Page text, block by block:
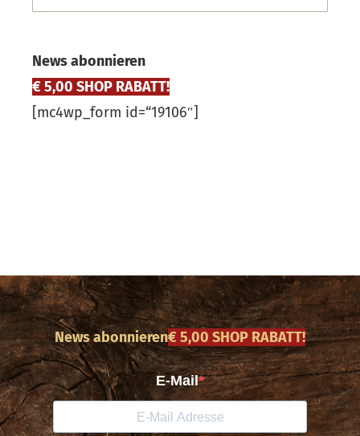
News abonnieren
€ 5,00 SHOP RABATT!
[mc4wp_form id=“19106″]
News abonnieren€ 5,00 SHOP RABATT!